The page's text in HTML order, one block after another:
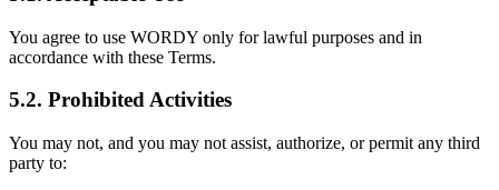
You agree to use WORDY only for lawful purposes and in
accordance with these Terms.
5.2. Prohibited Activities
You may not, and you may not assist, authorize, or permit any third
party to: